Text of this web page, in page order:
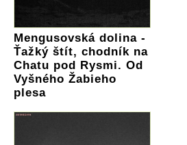
Mengusovská dolina -
Ťažký štít, chodník na
Chatu pod Rysmi. Od
Vyšného Žabieho
plesa